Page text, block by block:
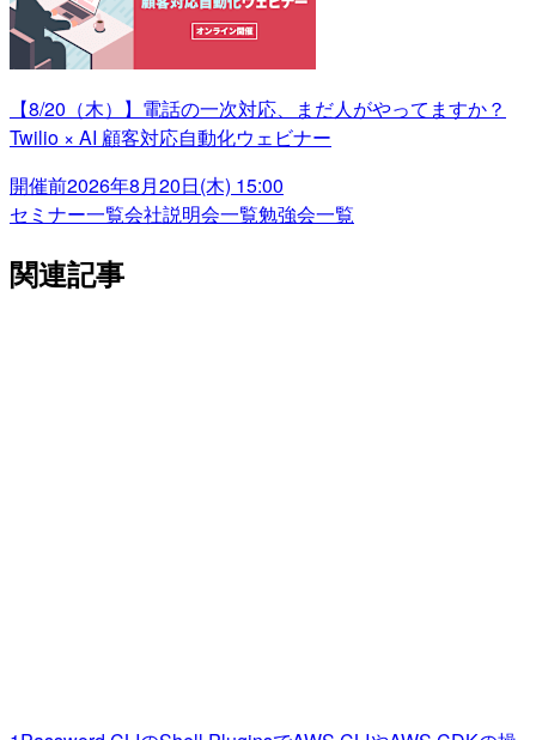
【8/20（木）】電話の一次対応、まだ人がやってますか？
Twilio × AI 顧客対応自動化ウェビナー
開催前2026年8月20日(木) 15:00
セミナー一覧会社説明会一覧勉強会一覧
関連記事